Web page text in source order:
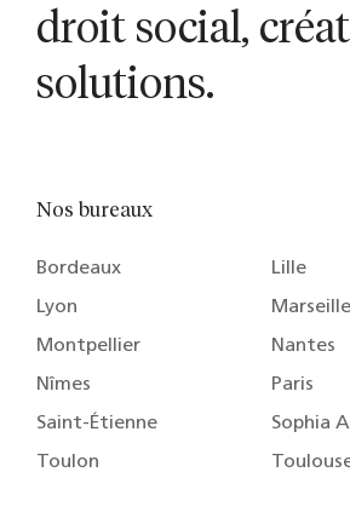
droit social,
solutions.
Nos bureaux
Bordeaux
Lille
Lyon
Marseille
Montpellier
Nantes
Nîmes
Paris
Saint-Étienne
Sophia
Toulon